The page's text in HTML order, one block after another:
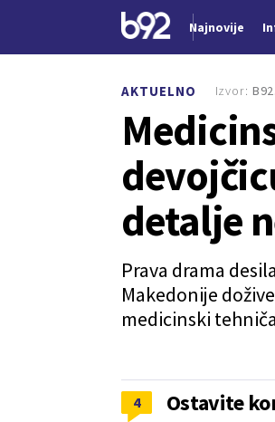
Najnovije
AKTUELNO
detalje
Prava drama
Makedonije
medicinski
Izvor:
4 Ostavite